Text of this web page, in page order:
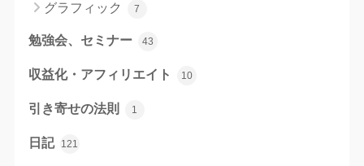
グラフィック 7
勉強会、セミナー 43
収益化・アフィリエイト 10
引き寄せの法則 1
日記 121